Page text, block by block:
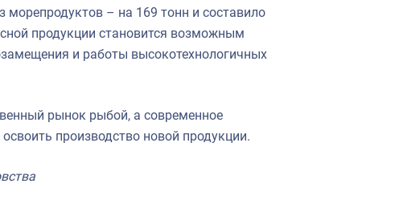
морепродуктов – на 169 тонн и составило
продукции становится возможным
и работы высокотехнологичных
рынок рыбой, а современное
производство новой продукции.